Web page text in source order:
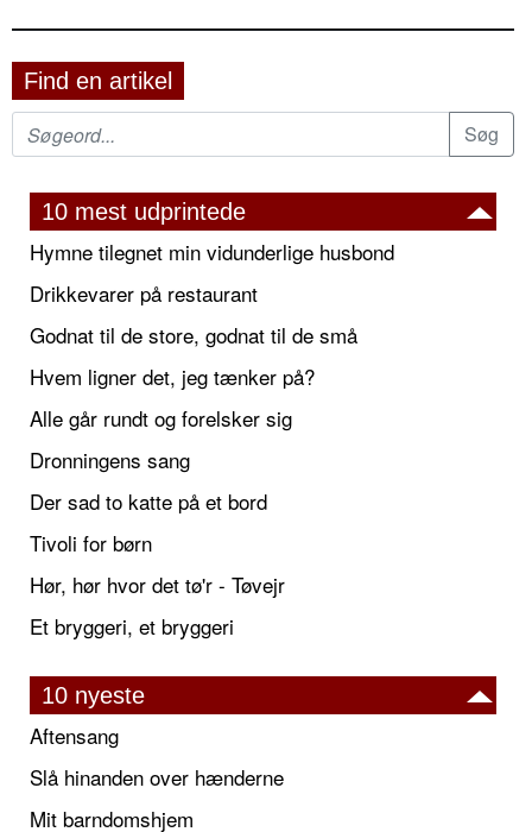
Find en artikel
10 mest udprintede
Hymne tilegnet min vidunderlige husbond
Drikkevarer på restaurant
Godnat til de store, godnat til de små
Hvem ligner det, jeg tænker på?
Alle går rundt og forelsker sig
Dronningens sang
Der sad to katte på et bord
Tivoli for børn
Hør, hør hvor det tø'r - Tøvejr
Et bryggeri, et bryggeri
10 nyeste
Aftensang
Slå hinanden over hænderne
Mit barndomshjem